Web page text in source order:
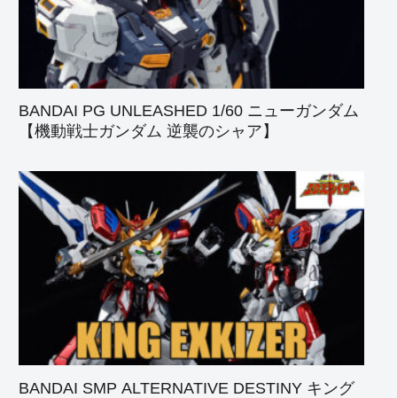
BANDAI PG UNLEASHED 1/60 ニューガンダム
【機動戦士ガンダム 逆襲のシャア】
BANDAI SMP ALTERNATIVE DESTINY キング